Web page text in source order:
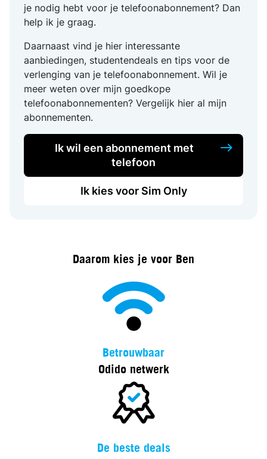
je nodig hebt voor je telefoonabonnement? Dan
help ik je graag.
Daarnaast vind je hier interessante
aanbiedingen, studentendeals en tips voor de
verlenging van je telefoonabonnement. Wil je
meer weten over mijn goedkope
telefoonabonnementen? Vergelijk hier al mijn
abonnementen.
Ik wil een abonnement met
telefoon
Ik kies voor Sim Only
Daarom kies je voor Ben
Betrouwbaar
Odido netwerk
De beste deals